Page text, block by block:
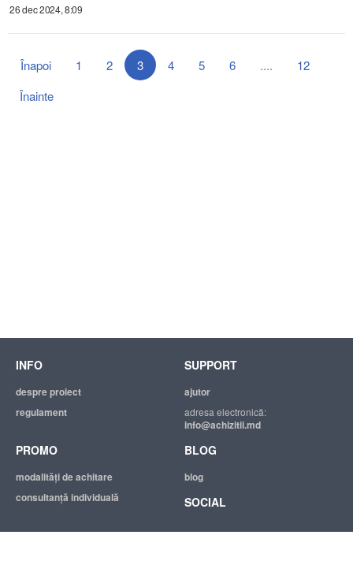
26 dec 2024, 8:09
Înapoi 1 2 3 4 5 6 ....
12
Înainte
INFO
despre proiect
regulament
SUPPORT
ajutor
adresa electronică:
info@achizitii.md
PROMO
modalităţi de achitare
consultanță individuală
BLOG
blog
SOCIAL